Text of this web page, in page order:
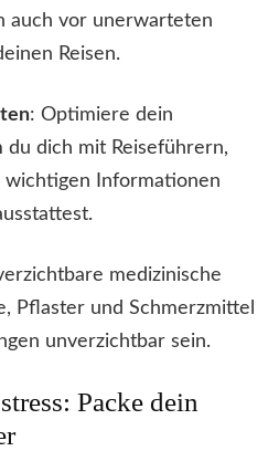
auch vor unerwarteten
Reisen.
: Optimiere dein
du dich mit Reiseführern,
wichtigen Informationen
medizinische
Pflaster und Schmerzmittel
unverzichtbar sein.
Packe dein